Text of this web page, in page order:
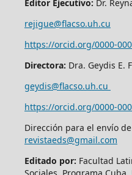
Editor Ejecutivo: Dr.
rejigue@flacso.uh.cu
https://orcid.org/0000-
Directora: Dra. Geydis E.
geydis@flacso.uh.cu
https://orcid.org/0000-
Dirección para el envío
revistaeds@gmail.com
Editado por: Facultad